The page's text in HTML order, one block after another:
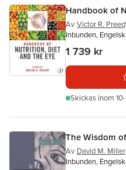
Handbook of
Av Victor R.
Inbunden,
1 739 kr
Skickas inom
The Wisdom
Av David M. Miller
Inbunden,